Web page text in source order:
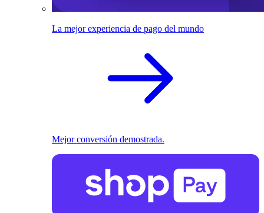
La mejor experiencia de pago del mundo
Mejor conversión demostrada.